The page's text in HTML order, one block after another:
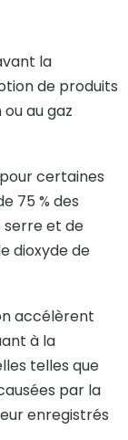
la
de produits
au gaz
certaines
75 % des
serre et de
dioxyde de
accélèrent
à la
telles que
par la
enregistrés